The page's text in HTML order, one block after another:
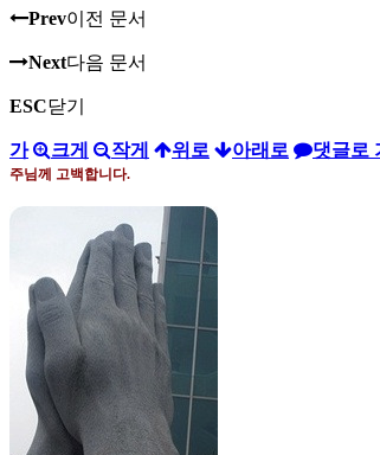
Prev이전 문서
Next다음 문서
ESC닫기
가 크게 작게 위로 아래로 댓글로
주님께 고백합니다.